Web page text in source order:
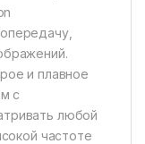
и плавное
с
любой
частоте